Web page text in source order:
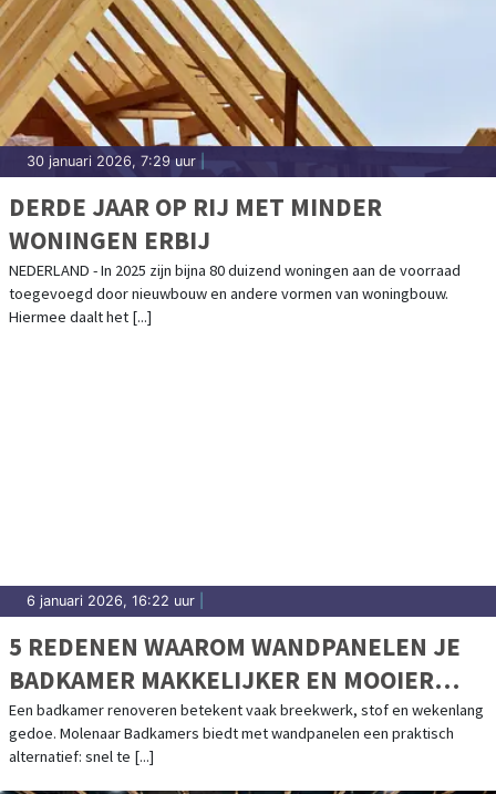
30 januari 2026, 7:29 uur
DERDE JAAR OP RIJ MET MINDER
WONINGEN ERBIJ
NEDERLAND - In 2025 zijn bijna 80 duizend woningen aan de voorraad
toegevoegd door nieuwbouw en andere vormen van woningbouw.
Hiermee daalt het [...]
6 januari 2026, 16:22 uur
5 REDENEN WAAROM WANDPANELEN JE
BADKAMER MAKKELIJKER EN MOOIER
MAKEN
Een badkamer renoveren betekent vaak breekwerk, stof en wekenlang
gedoe. Molenaar Badkamers biedt met wandpanelen een praktisch
alternatief: snel te [...]